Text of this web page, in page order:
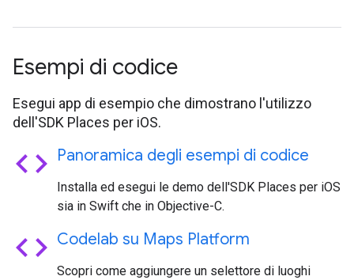
Esempi di codice
Esegui app di esempio che dimostrano l'utilizzo
dell'SDK Places per iOS.
code Panoramica degli esempi di codice
Installa ed esegui le demo dell'SDK Places per iOS
sia in Swift che in Objective-C.
code Codelab su Maps Platform
Scopri come aggiungere un selettore di luoghi